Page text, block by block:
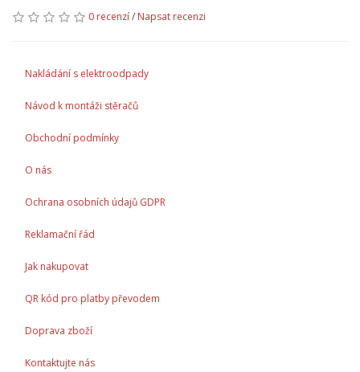
0 recenzí/ Napsat recenzi
Nakládání s elektroodpady
Návod k montáži stěračů
Obchodní podmínky
O nás
Ochrana osobních údajů GDPR
Reklamační řád
Jak nakupovat
QR kód pro platby převodem
Doprava zboží
Kontaktujte nás